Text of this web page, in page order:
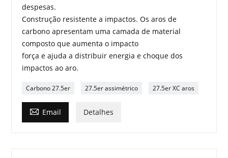
despesas.
Construção resistente a impactos. Os aros de
carbono apresentam uma camada de material
composto que aumenta o impacto
força e ajuda a distribuir energia e choque dos
impactos ao aro.
Carbono 27.5er 27.5er assimétrico 27.5er XC aros
 Email Detalhes